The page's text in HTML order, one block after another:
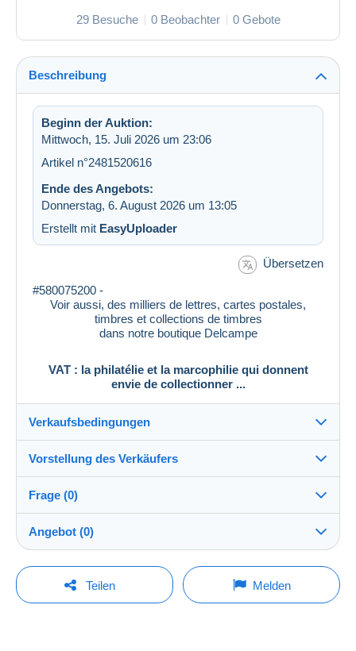
29 Besuche 0 Beobachter 0 Gebote
Beschreibung
Beginn der Auktion:
Mittwoch, 15. Juli 2026 um 23:06
Artikel n°2481520616
Ende des Angebots:
Donnerstag, 6. August 2026 um 13:05
Erstellt mit EasyUploader
Übersetzen
#580075200 -
Voir aussi, des milliers de lettres, cartes postales,
timbres et collections de timbres
dans notre boutique Delcampe
VAT : la philatélie et la marcophilie qui donnent
envie de collectionner ...
Verkaufsbedingungen
Versand nach:
Die Liste der Länder einsehen
Direkte Übergabe:
Ja
Vorkasse
Kosten:
Vorstellung des Verkäufers
vat_tradition100%(58901x)
PRO
Shop
Nachname:
Frage (0)
Um eine Frage stellen zu können, müssen Sie
Angebot (0)
Der Verkauf wird um eine Minute verlängert, wenn
weniger als eine Minute vor Ablauf der Frist ein
Gebot abgegeben wird.
Teilen Melden